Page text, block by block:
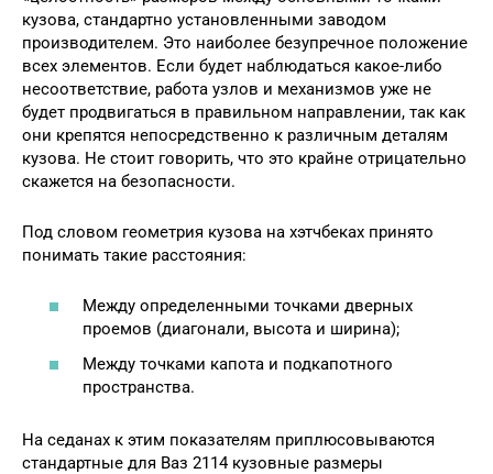
кузова, стандартно установленными заводом
производителем. Это наиболее безупречное положение
всех элементов. Если будет наблюдаться какое-либо
несоответствие, работа узлов и механизмов уже не
будет продвигаться в правильном направлении, так как
они крепятся непосредственно к различным деталям
кузова. Не стоит говорить, что это крайне отрицательно
скажется на безопасности.
Под словом геометрия кузова на хэтчбеках принято
понимать такие расстояния:
Между определенными точками дверных
проемов (диагонали, высота и ширина);
Между точками капота и подкапотного
пространства.
На седанах к этим показателям приплюсовываются
стандартные для Ваз 2114 кузовные размеры